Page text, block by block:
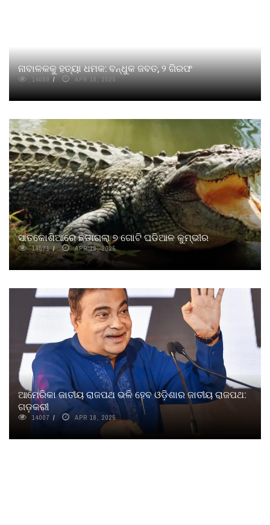
ନାବାଳକକୁ ହତ୍ୟା ଧମକ: ବନ୍ଧୁକ ଜବତ, ୨ ଗିରଫ
14089 APR 18, 2025
ସାତକୋଶିଆରେ ଛଡାଗଲା ୭ ଗୋଟି ଘଡିଆଳ କୁମ୍ଭୀର
14571 APR 18, 2025
ଆମେରିକା ଜାତୀୟ ରାଜପଥ ଭଳି ହେବ ଓଡ଼ିଶାର ଜାତୀୟ ରାଜପଥ:
ଗଡ଼କରୀ
14007 APR 18, 2025